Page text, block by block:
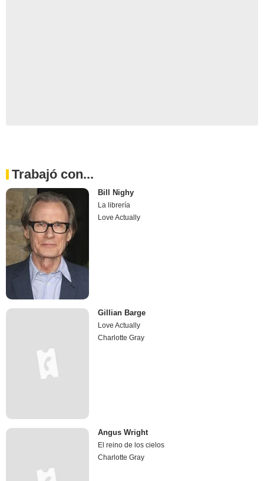
Trabajó con...
Bill Nighy
La librería
Love Actually
Gillian Barge
Love Actually
Charlotte Gray
Angus Wright
El reino de los cielos
Charlotte Gray